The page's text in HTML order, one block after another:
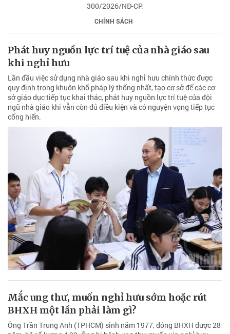
300/2026/NĐ-CP.
CHÍNH SÁCH
Phát huy nguồn lực trí tuệ của nhà giáo sau
khi nghỉ hưu
Lần đầu việc sử dụng nhà giáo sau khi nghỉ hưu chính thức được
quy định trong khuôn khổ pháp lý thống nhất, tạo cơ sở để các cơ
sở giáo dục tiếp tục khai thác, phát huy nguồn lực trí tuệ của đội
ngũ nhà giáo khi vẫn còn đủ điều kiện và có nguyện vọng tiếp tục
cống hiến.
Mắc ung thư, muốn nghỉ hưu sớm hoặc rút
BHXH một lần phải làm gì?
Ông Trần Trung Anh (TPHCM) sinh năm 1977, đóng BHXH được 28